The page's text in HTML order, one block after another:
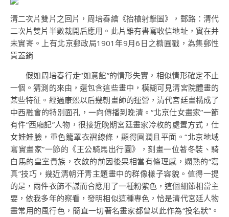
清二次片雙片之回片，周培春繪《抬槍射擊圖》，郵路：清代
二次片雙片半數裁開后應用。此片雖有書寫收信地址，實在并
未實寄。上有北京郵政局1901年9月6日之橢圓戳，為集郵性
質蓋銷
假如周培春行走“如意館”的情形失實，相似情形確定不止
一個。猜測的來由，還包含這些畫中，模糊可見清宮院體畫的
某些特征。經過康熙以后幾朝畫師的運營，清代宮廷畫構成了
中西融會的特別面孔，一向傳播到晚清。“北京仕女畫家”一節
有件“西廂記”人物，很接近晚期宮廷畫家冷枚的處置方式，仕
女娃娃臉，重色籠罩衣褶線條，顯得圓潤且平面。“北京地域
寫實畫家”一節的《王公騎馬出行圖》，刻畫一位著冬裝、騎
白馬的皇室貴族，衣紋的前因後果相當有條理感，嫻熟的“寫
真”技巧，幾近清朝汗青主題畫中的群像樣子容貌。值得一提
的是，兩件衣飾不謀而合應用了一種粉紫色，這個細節相當主
要，依我多年的察看，發明相似這種專色，恰是清代宮廷人物
畫常用的風行色，簡直一切著名畫家都曾以此作為“投名狀”。